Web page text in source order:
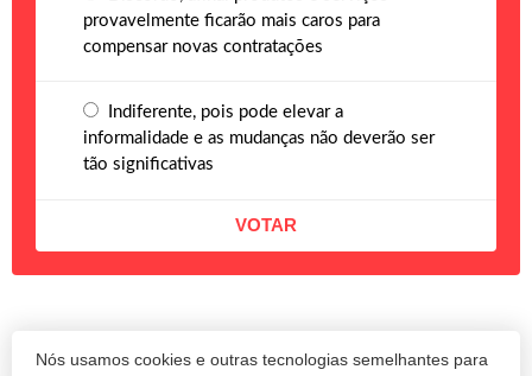
Nós usamos cookies e outras tecnologias semelhantes para
provavelmente ficarão mais caros para
compensar novas contratações
Indiferente, pois pode elevar a
informalidade e as mudanças não deverão ser
tão significativas